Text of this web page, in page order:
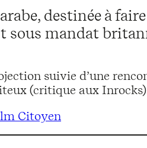
destinée à
sous mandat
suivie d’une
(critique aux
Citoyen